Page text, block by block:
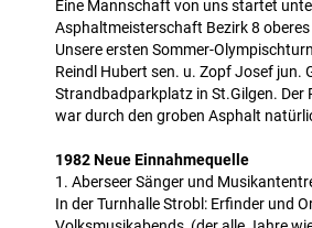
Eine Mannschaft von uns startet
Asphaltmeisterschaft Bezirk 8
Unsere ersten Sommer-
Reindl Hubert sen. u. Zopf Josef jun.
Strandbadparkplatz in St.Gilgen. Der
war durch den groben Asphalt
1982 Neue Einnahmequelle
1. Aberseer Sänger und
In der Turnhalle Strobl: Erfinder und